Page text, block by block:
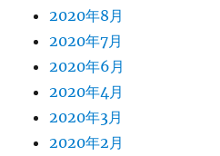
2020年8月
2020年7月
2020年6月
2020年4月
2020年3月
2020年2月